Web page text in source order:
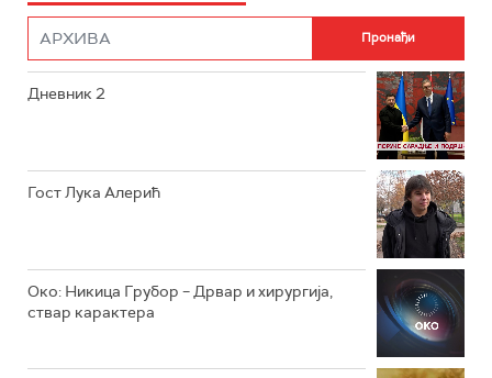
Дневник 2
Гост Лука Алерић
Око: Никица Грубор – Дрвар и хирургија,
ствар карактера